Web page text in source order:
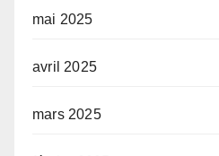
mai 2025
avril 2025
mars 2025